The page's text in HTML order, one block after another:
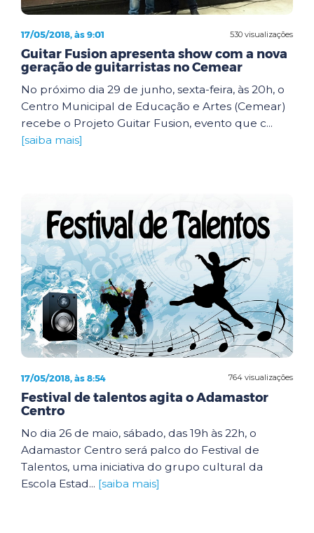
530 visualizações
17/05/2018, às 9:01
Guitar Fusion apresenta show com a nova
geração de guitarristas no Cemear
No próximo dia 29 de junho, sexta-feira, às 20h, o
Centro Municipal de Educação e Artes (Cemear)
recebe o Projeto Guitar Fusion, evento que c...
[saiba mais]
764 visualizações
17/05/2018, às 8:54
Festival de talentos agita o Adamastor
Centro
No dia 26 de maio, sábado, das 19h às 22h, o
Adamastor Centro será palco do Festival de
Talentos, uma iniciativa do grupo cultural da
Escola Estad... [saiba mais]